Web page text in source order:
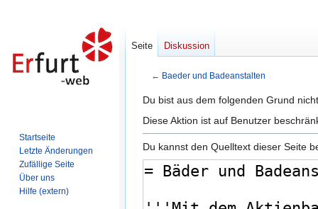
← Baeder und Badeanstalten
Zur
Navigation
springen
Zur
Suche
springen
Du bist aus dem folgenden Grund
Diese Aktion ist auf Benutzer
Du kannst den Quelltext dieser Seite
Seite Diskussion
Startseite
Letzte Änderungen
Zufällige Seite
Über uns
Hilfe (extern)